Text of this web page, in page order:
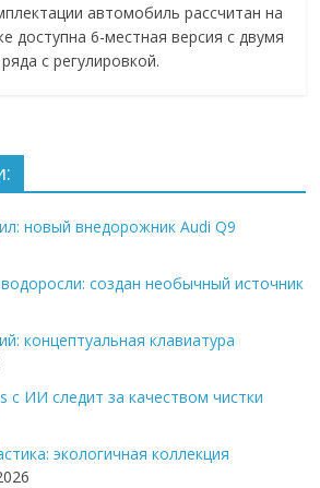
автомобиль рассчитан на
доступна 6-местная версия с двумя
с регулировкой.
новый внедорожник Audi Q9
создан необычный источник
концептуальная клавиатура
с ИИ следит за качеством чистки
экологичная коллекция